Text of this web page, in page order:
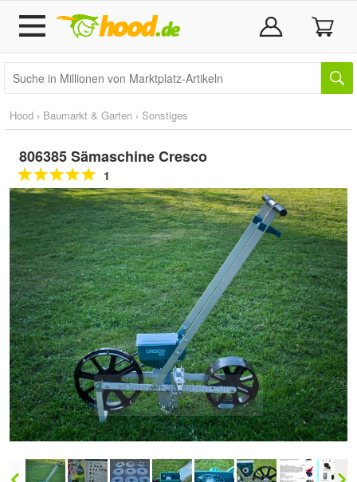
Hood › Baumarkt & Garten › Sonstiges
806385 Sämaschine Cresco
1
Doppelt antippen zum
vergrößern